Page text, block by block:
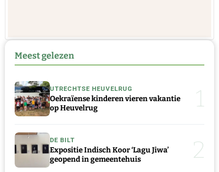
Meest gelezen
UTRECHTSE HEUVELRUG
Oekraïense kinderen vieren vakantie
op Heuvelrug
1
DE BILT
Expositie Indisch Koor ‘Lagu Jiwa’
geopend in gemeentehuis
2